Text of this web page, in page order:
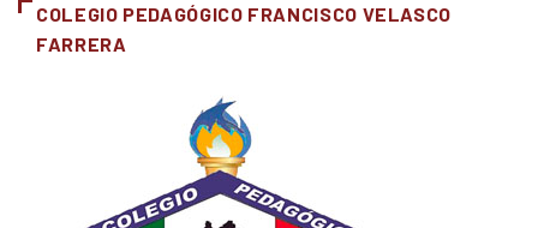
COLEGIO PEDAGÓGICO FRANCISCO VELASCO
FARRERA